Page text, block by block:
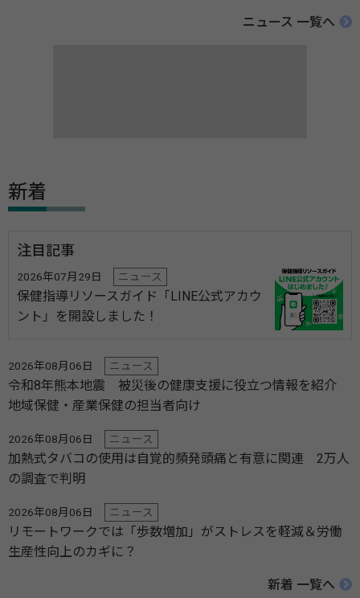
ニュース 一覧へ
新着
注目記事
2026年07月29日 ニュース
保健指導リソースガイド「LINE公式アカウ
ント」を開設しました！
2026年08月06日 ニュース
令和8年熊本地震 被災後の健康支援に役立つ情報を紹介
地域保健・産業保健の担当者向け
2026年08月06日 ニュース
加熱式タバコの使用は自覚的頻発頭痛と有意に関連 2万人
の調査で判明
2026年08月06日 ニュース
リモートワークでは「歩数増加」がストレスを軽減＆労働
生産性向上のカギに？
新着 一覧へ